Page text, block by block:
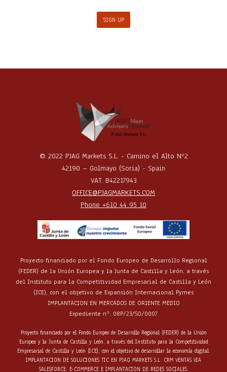
SIGN UP
© 2022 PJAG Markets S.L. - Camino el Alto Nº2
42190 – Golmayo (Soria) - Spain
VAT. B42217943
OFFICE@PJAGMARKETS.COM
Phone +610 44 95 10
Proyecto financiado por el Fondo Europeo de Desarrollo Regional
(FEDER) de la Unión Europea y la Junta de Castilla y León, a través
del Instituto para la Competitividad Empresarial de Castilla y León
(ICE), con el objetivo de Expansión Internacional Pymes
IMPLANTACION EN MERCADOS DE ORIENTE MEDIO
Expediente nº: 08P/23/SO/0007
Proyecto financiado por el Fondo Europeo de Desarrollo Regional (FEDER) de la Unión
Europea y la Junta de Castilla y León, a través del Instituto para la Competitividad
Empresarial de Castilla y León (ICE), con el objetivo de desarrollar la economía digital.
IMPLANTACION DE SOLUCIONES TIC EN PJAG MARKETS S.L. CRM VENTAS VIA
SALESFORCE, E-COMMERCE E IMPLANTACION DE REDES SOCIALES.